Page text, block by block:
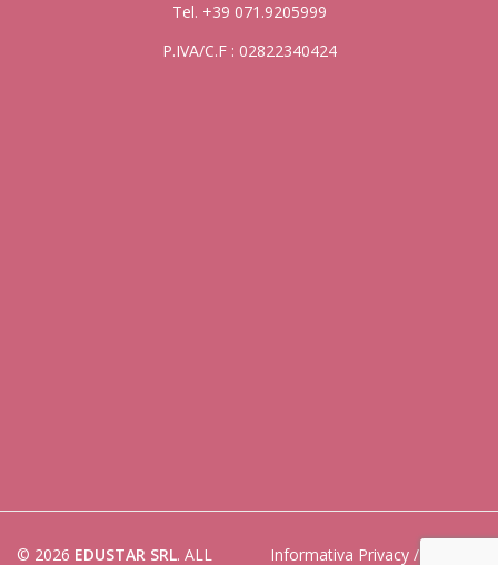
Tel. +39 071.9205999
P.IVA/C.F : 02822340424
© 2026 EDUSTAR SRL. ALL Informativa Privacy /